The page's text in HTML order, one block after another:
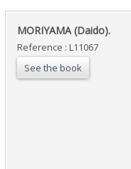
‎MORIYAMA (Daido).‎
Reference : L11067
See the book